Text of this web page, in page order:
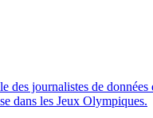
des journalistes de données
dans les Jeux Olympiques.